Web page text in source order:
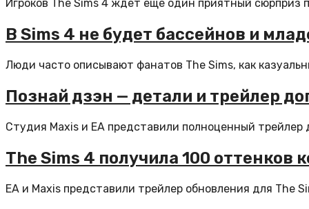
Игроков The Sims 4 ждет еще один приятный сюрприз
В Sims 4 не будет бассейнов и
Люди часто описывают фанатов The Sims, как
Познай дзэн — детали и трейлер
Студия Maxis и EA представили полноценный
The Sims 4 получила 100 оттенков
EA и Maxis представили трейлер обновления для The